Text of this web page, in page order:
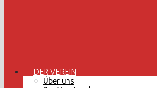
DER VEREIN
Über uns